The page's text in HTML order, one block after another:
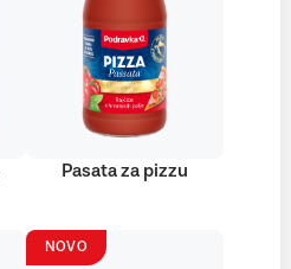
Pasata za pizzu
NOVO